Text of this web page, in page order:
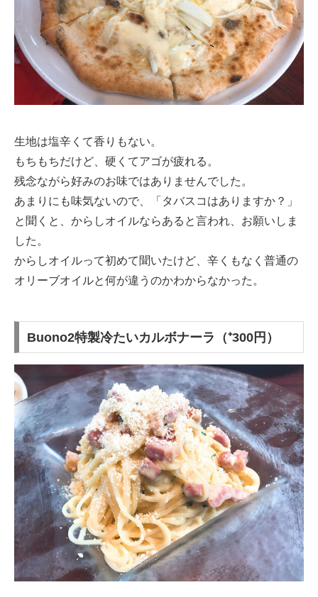
生地は塩辛くて香りもない。
もちもちだけど、硬くてアゴが疲れる。
残念ながら好みのお味ではありませんでした。
あまりにも味気ないので、「タバスコはありますか？」
と聞くと、からしオイルならあると言われ、お願いしま
した。
からしオイルって初めて聞いたけど、辛くもなく普通の
オリーブオイルと何が違うのかわからなかった。
Buono2特製冷たいカルボナーラ（⁺300円）